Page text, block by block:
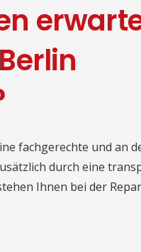
fachgerechte und an
durch eine
Ihnen bei der